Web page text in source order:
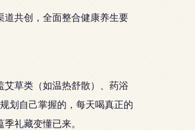
共创，全面整合健康养生要
草类（如温热舒散）、药浴
划自己掌握的，每天喝真正的
礼藏变懂已来。